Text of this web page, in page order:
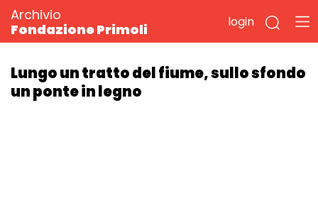
Archivio
Fondazione Primoli
login
Lungo un tratto del fiume, sullo sfondo
un ponte in legno